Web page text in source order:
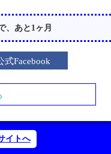
、あと1ヶ月
式Facebook
イトへ